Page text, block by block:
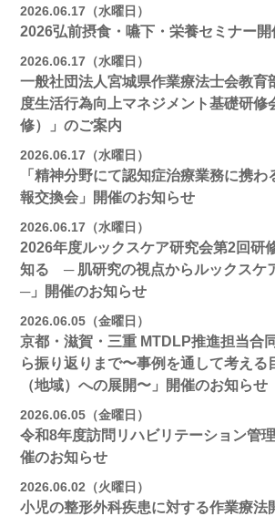
2026.06.17（水曜日）
2026弘前摂食・嚥下・栄養セミナー
2026.06.17（水曜日）
一般社団法人宮城県作業療法士会教育
度生活行為向上マネジメント基礎研修
修）」のご案内
2026.06.17（水曜日）
「精神分野にて認知症治療業務に携
報交換会」開催のお知らせ
2026.06.17（水曜日）
2026年度ルックスケア研究会第2回研
知る ─ 肌研究の視点からルックスケ
─」開催のお知らせ
2026.06.05（金曜日）
京都・滋賀・三重 MTDLP推進担当合
ら振り返りまで〜事例を通して考える
（地域）への展開〜」開催のお知らせ
2026.06.05（金曜日）
令和8年度訪問リハビリテーション管
催のお知らせ
2026.06.02（火曜日）
小児の整形外科疾患に対する作業療法